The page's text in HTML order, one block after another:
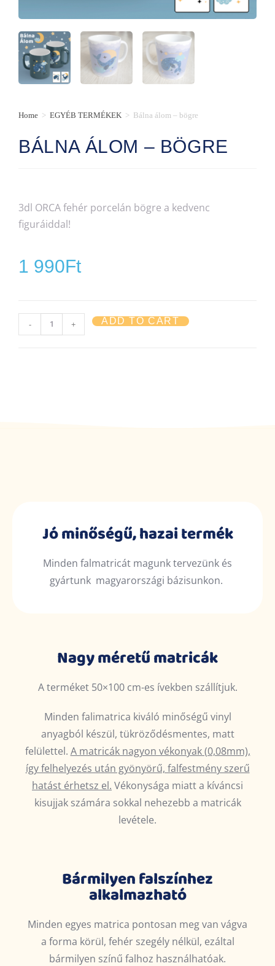
Home > EGYÉB TERMÉKEK > Bálna álom – bögre
BÁLNA ÁLOM – BÖGRE
3dl ORCA fehér porcelán bögre a kedvenc
figuráiddal!
1 990Ft
- + ADD TO CART
Jó minőségű, hazai termék
Minden falmatricát magunk tervezünk és
gyártunk magyarországi bázisunkon.
Nagy méretű matricák
A terméket 50×100 cm-es ívekben szállítjuk.
Minden falimatrica kiváló minőségű vinyl
anyagból készül, tükröződésmentes, matt
felülettel. A matricák nagyon vékonyak (0,08mm),
így felhelyezés után gyönyörű, falfestmény szerű
hatást érhetsz el. Vékonysága miatt a kíváncsi
kisujjak számára sokkal nehezebb a matricák
levétele.
Bármilyen falszínhez
alkalmazható
Minden egyes matrica pontosan meg van vágva
a forma körül, fehér szegély nélkül, ezáltal
bármilyen színű falhoz használhatóak.